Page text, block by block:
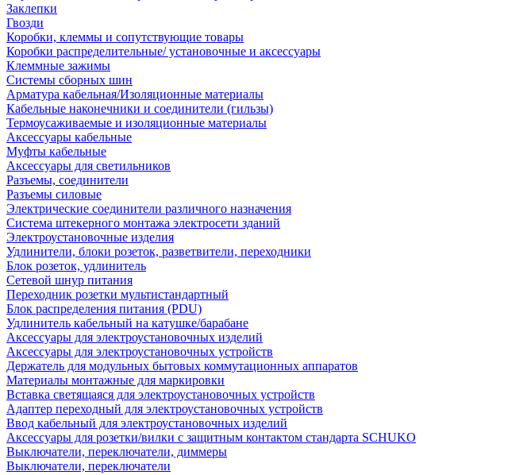
Заклепки
Гвозди
Коробки, клеммы и сопутствующие товары
Коробки распределительные/ установочные и аксессуары
Клеммные зажимы
Системы сборных шин
Арматура кабельная/Изоляционные материалы
Кабельные наконечники и соединители (гильзы)
Термоусаживаемые и изоляционные материалы
Аксессуары кабельные
Муфты кабельные
Аксессуары для светильников
Разъемы, соединители
Разъемы силовые
Электрические соединители различного назначения
Система штекерного монтажа электросети зданий
Электроустановочные изделия
Удлинители, блоки розеток, разветвители, переходники
Блок розеток, удлинитель
Сетевой шнур питания
Переходник розетки мультистандартный
Блок распределения питания (PDU)
Удлинитель кабельный на катушке/барабане
Аксессуары для электроустановочных изделий
Аксессуары для электроустановочных устройств
Держатель для модульных бытовых коммутационных аппаратов
Материалы монтажные для маркировки
Вставка светящаяся для электроустановочных устройств
Адаптер переходный для электроустановочных устройств
Ввод кабельный для электроустановочных изделий
Аксессуары для розетки/вилки с защитным контактом стандарта SCHUKO
Выключатели, переключатели, диммеры
Выключатели, переключатели